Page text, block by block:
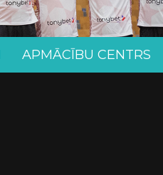
APMĀCĪBU CENTRS